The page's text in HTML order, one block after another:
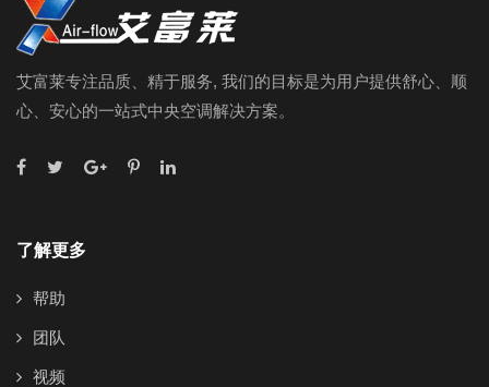
艾富莱专注品质、精于服务, 我们的目标是为用户提供舒心、顺
心、安心的一站式中央空调解决方案。
了解更多
帮助
团队
视频